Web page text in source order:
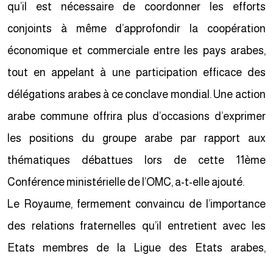
qu’il est nécessaire de coordonner les efforts
conjoints à même d’approfondir la coopération
économique et commerciale entre les pays arabes,
tout en appelant à une participation efficace des
délégations arabes à ce conclave mondial. Une action
arabe commune offrira plus d’occasions d’exprimer
les positions du groupe arabe par rapport aux
thématiques débattues lors de cette 11ème
Conférence ministérielle de l’OMC, a-t-elle ajouté.
Le Royaume, fermement convaincu de l’importance
des relations fraternelles qu’il entretient avec les
Etats membres de la Ligue des Etats arabes,